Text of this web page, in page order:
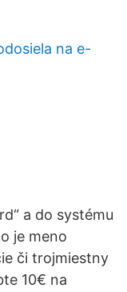
na e-
a do systému
je meno
či trojmiestny
10€ na